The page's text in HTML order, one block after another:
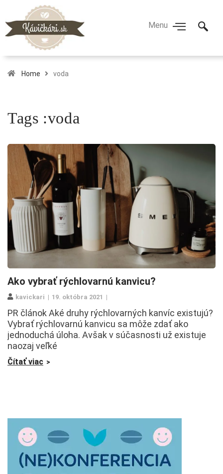
Home voda
Tags :voda
Ako vybrať rýchlovarnú kanvicu?
kavickari 19. októbra 2021
PR článok Aké druhy rýchlovarných kanvíc existujú?
Vybrať rýchlovarnú kanvicu sa môže zdať ako
jednoduchá úloha. Avšak v súčasnosti už existuje
naozaj veľké
Čítať viac